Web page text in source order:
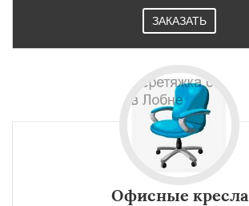
ЗАКАЗАТЬ
Офисные кресла